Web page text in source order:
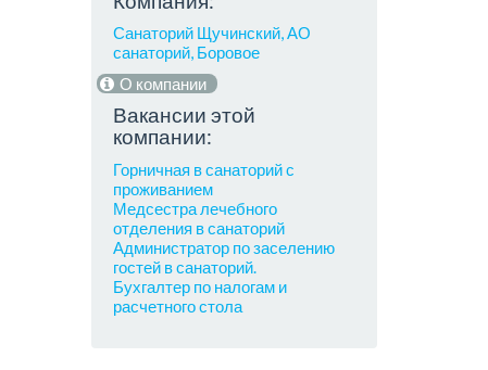
Санаторий Щучинский, АО
санаторий, Боровое
О компании
Вакансии этой
компании:
Горничная в санаторий с
проживанием
Медсестра лечебного
отделения в санаторий
Администратор по заселению
гостей в санаторий.
Бухгалтер по налогам и
расчетного стола